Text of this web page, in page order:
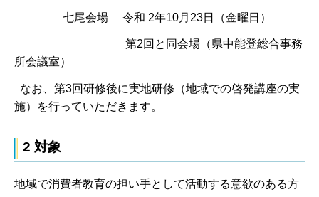
七尾会場 令和 2年10月23日（金曜日）
第2回と同会場（県中能登総合事務
所会議室）
なお、第3回研修後に実地研修（地域での啓発講座の実
施）を行っていただきます。
2 対象
地域で消費者教育の担い手として活動する意欲のある方